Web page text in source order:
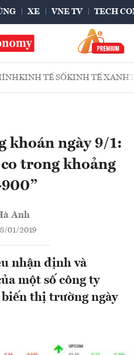
XE VNE TV TECH
KINH TẾ SỐKINH TẾ XANH
khoán ngày 9/1:
trong khoảng
Anh
01/2019
nhận định và
một số công ty
thị trường ngày